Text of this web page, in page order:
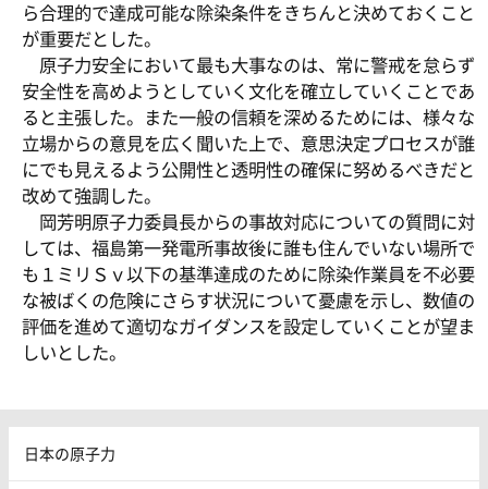
ら合理的で達成可能な除染条件をきちんと決めておくこと
が重要だとした。
原子力安全において最も大事なのは、常に警戒を怠らず
安全性を高めようとしていく文化を確立していくことであ
ると主張した。また一般の信頼を深めるためには、様々な
立場からの意見を広く聞いた上で、意思決定プロセスが誰
にでも見えるよう公開性と透明性の確保に努めるべきだと
改めて強調した。
岡芳明原子力委員長からの事故対応についての質問に対
しては、福島第一発電所事故後に誰も住んでいない場所で
も１ミリＳｖ以下の基準達成のために除染作業員を不必要
な被ばくの危険にさらす状況について憂慮を示し、数値の
評価を進めて適切なガイダンスを設定していくことが望ま
しいとした。
日本の原子力